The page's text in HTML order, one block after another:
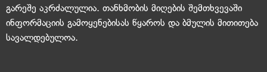
გარეშე აკრძალულია. თანხმობის მიღების შემთხვევაში
ინფორმაციის გამოყენებისას წყაროს და ბმულის მითითება
სავალდებულოა.